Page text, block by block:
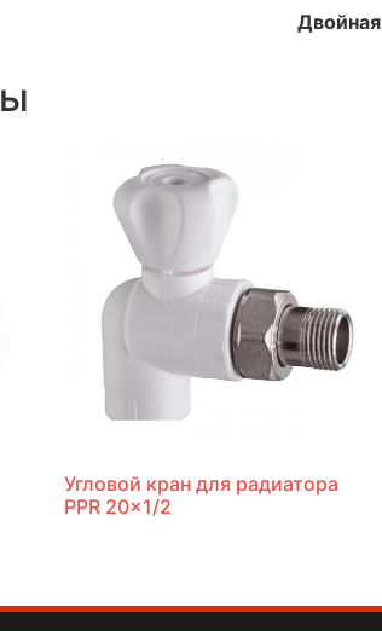
Двойная
Угловой кран для радиатора
PPR 20×1/2